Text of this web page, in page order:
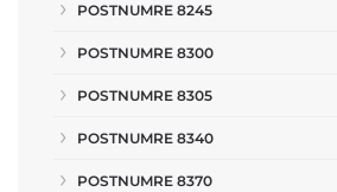
POSTNUMRE 8245
POSTNUMRE 8300
POSTNUMRE 8305
POSTNUMRE 8340
POSTNUMRE 8370